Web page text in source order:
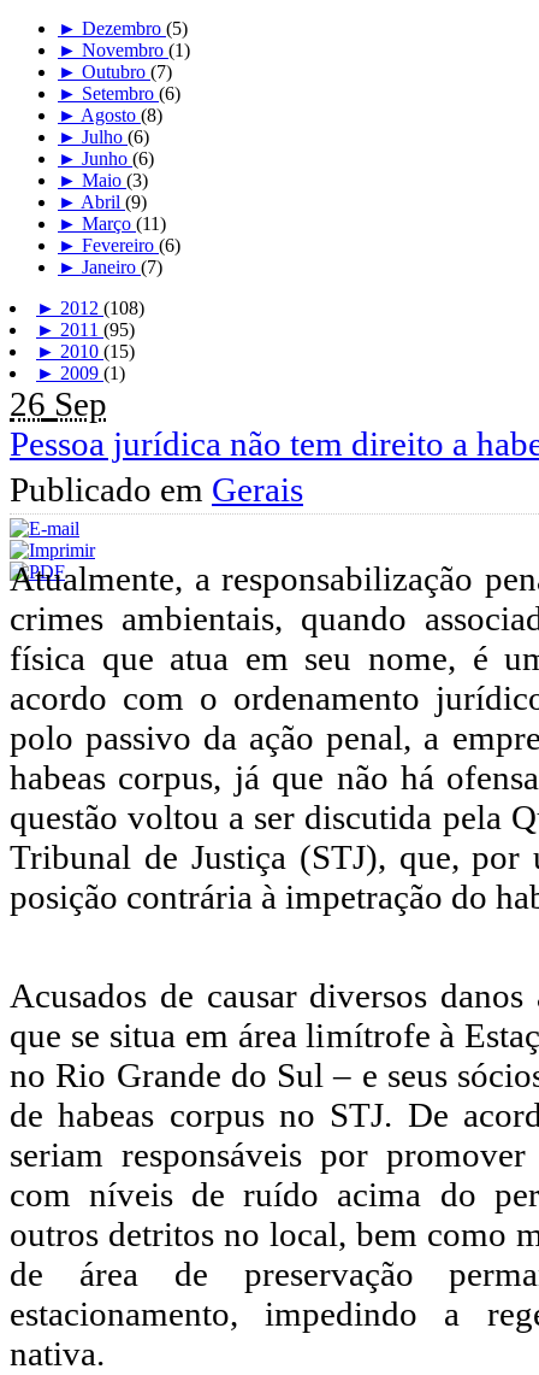
► Dezembro (5)
► Novembro (1)
► Outubro (7)
► Setembro (6)
► Agosto (8)
► Julho (6)
► Junho (6)
► Maio (3)
► Abril (9)
► Março (11)
► Fevereiro (6)
► Janeiro (7)
► 2012 (108)
► 2011 (95)
► 2010 (15)
► 2009 (1)
26 Sep
Pessoa jurídica não tem direito a
Publicado em Gerais
Atualmente, a responsabilização
crimes ambientais, quando
física que atua em seu nome, é
acordo com o ordenamento
polo passivo da ação penal, a
habeas corpus, já que não há
questão voltou a ser discutida pela
Tribunal de Justiça (STJ), que, por
posição contrária à impetração do
Acusados de causar diversos
que se situa em área limítrofe à
no Rio Grande do Sul – e seus
de habeas corpus no STJ. De
seriam responsáveis por
com níveis de ruído acima do
outros detritos no local, bem como
de área de preservação
estacionamento, impedindo a
nativa.